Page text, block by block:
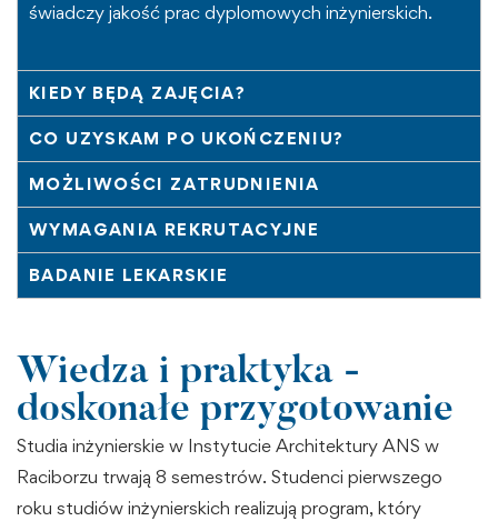
świadczy jakość prac dyplomowych inżynierskich.
KIEDY BĘDĄ ZAJĘCIA?
CO UZYSKAM PO UKOŃCZENIU?
MOŻLIWOŚCI ZATRUDNIENIA
WYMAGANIA REKRUTACYJNE
BADANIE LEKARSKIE
Wiedza i praktyka -
doskonałe przygotowanie
Studia inżynierskie w Instytucie Architektury ANS w
Raciborzu trwają 8 semestrów. Studenci pierwszego
roku studiów inżynierskich realizują program, który